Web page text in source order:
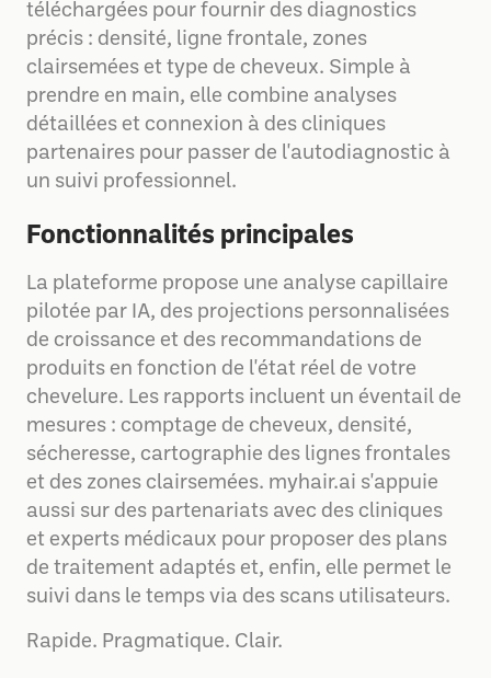
téléchargées pour fournir des diagnostics
précis : densité, ligne frontale, zones
clairsemées et type de cheveux. Simple à
prendre en main, elle combine analyses
détaillées et connexion à des cliniques
partenaires pour passer de l'autodiagnostic à
un suivi professionnel.
Fonctionnalités principales
La plateforme propose une analyse capillaire
pilotée par IA, des projections personnalisées
de croissance et des recommandations de
produits en fonction de l'état réel de votre
chevelure. Les rapports incluent un éventail de
mesures : comptage de cheveux, densité,
sécheresse, cartographie des lignes frontales
et des zones clairsemées. myhair.ai s'appuie
aussi sur des partenariats avec des cliniques
et experts médicaux pour proposer des plans
de traitement adaptés et, enfin, elle permet le
suivi dans le temps via des scans utilisateurs.
Rapide. Pragmatique. Clair.